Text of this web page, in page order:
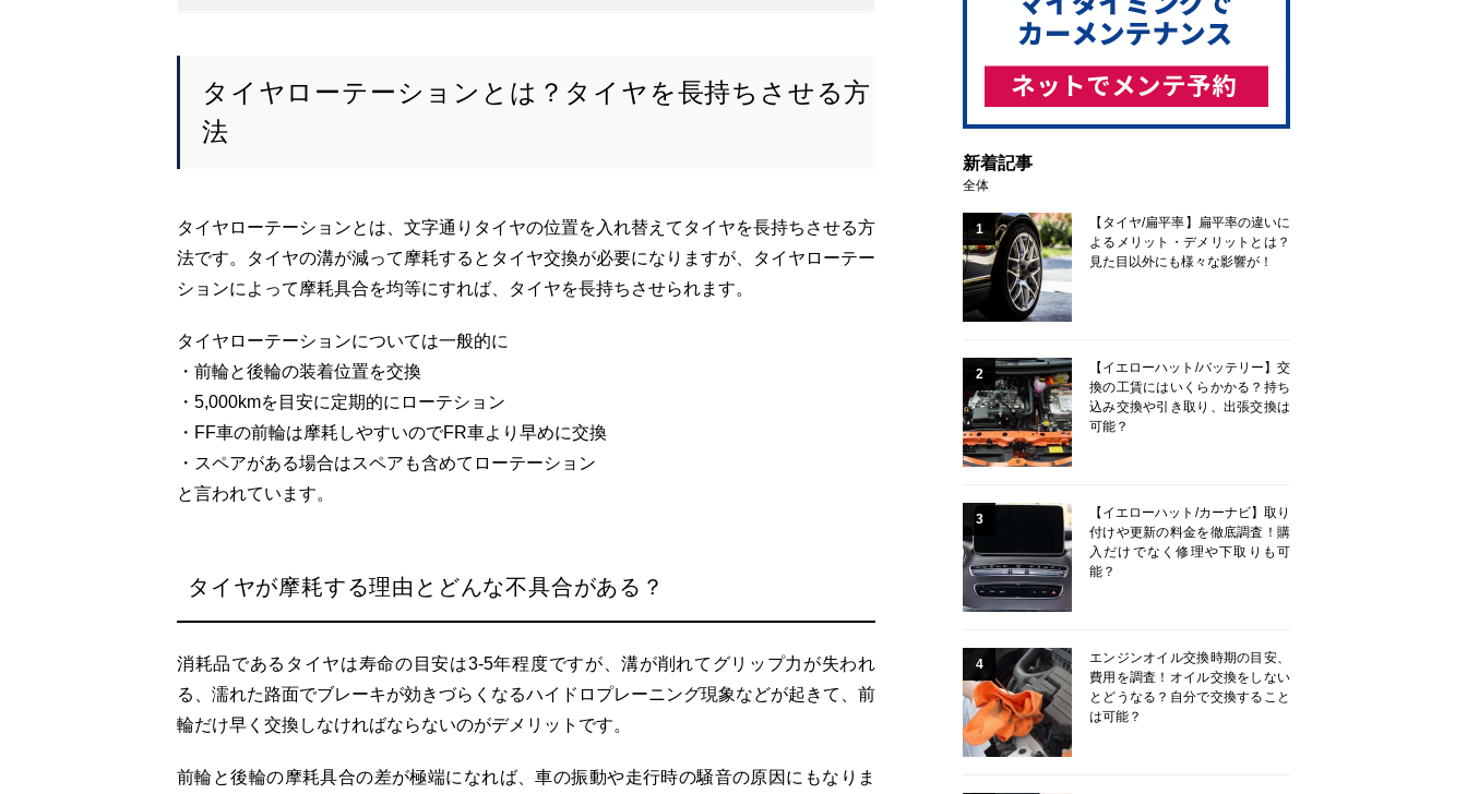
タイヤローテーションとは？タイヤを長持ちさせる方
法
タイヤローテーションとは、文字通りタイヤの位置を入れ替えてタイヤを長持ちさせる方
法です。タイヤの溝が減って摩耗するとタイヤ交換が必要になりますが、タイヤローテー
ションによって摩耗具合を均等にすれば、タイヤを長持ちさせられます。
タイヤローテーションについては一般的に
・前輪と後輪の装着位置を交換
・5,000kmを目安に定期的にローテション
・FF車の前輪は摩耗しやすいのでFR車より早めに交換
・スペアがある場合はスペアも含めてローテーション
と言われています。
タイヤが摩耗する理由とどんな不具合がある？
消耗品であるタイヤは寿命の目安は3-5年程度ですが、溝が削れてグリップ力が失われ
る、濡れた路面でブレーキが効きづらくなるハイドロプレーニング現象などが起きて、前
輪だけ早く交換しなければならないのがデメリットです。
前輪と後輪の摩耗具合の差が極端になれば、車の振動や走行時の騒音の原因にもなりま
新着記事
全体
1
【タイヤ/扁平率】扁平率の違いに
よるメリット・デメリットとは？
見た目以外にも様々な影響が！
2
【イエローハット/バッテリー】交
換の工賃にはいくらかかる？持ち
込み交換や引き取り、出張交換は
可能？
3
【イエローハット/カーナビ】取り
付けや更新の料金を徹底調査！購
入だけでなく修理や下取りも可
能？
4
エンジンオイル交換時期の目安、
費用を調査！オイル交換をしない
とどうなる？自分で交換すること
は可能？